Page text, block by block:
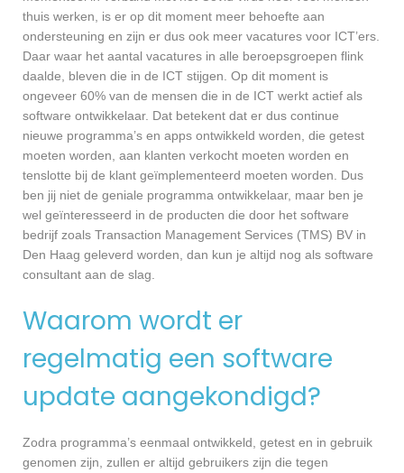
thuis werken, is er op dit moment meer behoefte aan
ondersteuning en zijn er dus ook meer vacatures voor ICT’ers.
Daar waar het aantal vacatures in alle beroepsgroepen flink
daalde, bleven die in de ICT stijgen. Op dit moment is
ongeveer 60% van de mensen die in de ICT werkt actief als
software ontwikkelaar. Dat betekent dat er dus continue
nieuwe programma’s en apps ontwikkeld worden, die getest
moeten worden, aan klanten verkocht moeten worden en
tenslotte bij de klant geïmplementeerd moeten worden. Dus
ben jij niet de geniale programma ontwikkelaar, maar ben je
wel geïnteresseerd in de producten die door het software
bedrijf zoals Transaction Management Services (TMS) BV in
Den Haag geleverd worden, dan kun je altijd nog als software
consultant aan de slag.
Waarom wordt er
regelmatig een software
update aangekondigd?
Zodra programma’s eenmaal ontwikkeld, getest en in gebruik
genomen zijn, zullen er altijd gebruikers zijn die tegen